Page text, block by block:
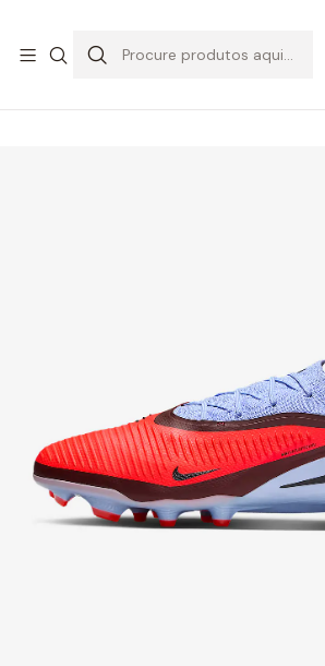
Início CHUTEIRAS
Chuteiras Relva